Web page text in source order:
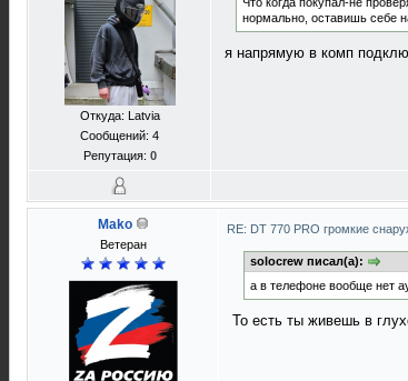
Откуда: Latvia
Сообщений: 4
Репутация: 0
нормально, оставишь себе
я напрямую в комп
Mako
Ветеран
RE: DT 770 PRO громкие
solocrew писал(а):
а в телефоне вообще нет
То есть ты живешь в